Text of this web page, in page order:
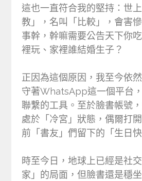
這也一直符合我的堅持：世
教」，名叫「比較」，會害
事幹，幹嘛需要公告天下你
裡玩、家裡誰結婚生子？
正因為這個原因，我至今依
守著WhatsApp這一個平台
聯繫的工具。至於臉書帳號
處於「冷宮」狀態，偶爾打
前「書友」們留下的「生日
時至今日，地球上已經是社
家」的局面，但臉書還是穩